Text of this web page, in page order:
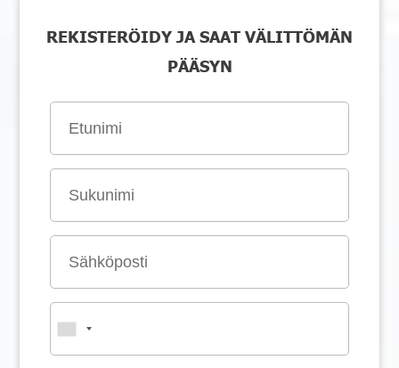
REKISTERÖIDY JA SAAT VÄLITTÖMÄN
PÄÄSYN